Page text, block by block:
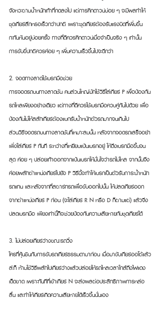
จังหวะตามน้ำหนักเท้าที่กดลงไป แต่การคิกดาวน์บ่อย ๆ จะมีผลทำให้
ชุดเกียร์สึกหรอเร็วกว่าปกติ เพราะชุดเกียร์ต้องรับแรงบิดที่เพิ่มขึ้น
กะทันหันอยู่บ่อยครั้ง ทางที่ดีควรคิกดาวน์เมื่อจำเป็นจริง ๆ เท่านั้น
การขับขี่ปกติควรค่อย ๆ เพิ่มความเร็วขึ้นไปจะดีกว่า
2. จอดทางลาดใช้เบรกมือช่วย
การจอดรถบนทางลาดชัน คนส่วนใหญ่มักใช้วิธีใส่เกียร์ P เพื่อป้องกัน
รถไหลเพียงอย่างเดียว แต่ทางที่ดีควรใช้เบรกมือควบคู่กันไปด้วย เพื่อ
ป้องกันไม่ให้สลักเกียร์ต้องแบกรับน้ำหนักตัวรถมากจนเกินไป
ส่วนวิธีจอดรถบนทางลาดชันที่เหมาะสมนั้น หลังจากจอดรถเสร็จอย่า
เพิ่งใส่เกียร์ P ทันที ระหว่างที่เหยียบแป้นเบรกอยู่ ให้ดึงเบรกมือขึ้นจน
สุด ค่อย ๆ ปล่อยเท้าออกจากแป้นเบรกให้มั่นใจว่ารถไม่ไหล จากนั้นจึง
ค่อยผลักตำแหน่งเกียร์ไปยัง P วิธีนี้จะทำให้เบรกเป็นตัวรับภาระน้ำหนัก
รถแทน และหลังจากที่สตาร์ทรถเพื่อขับออกไปนั้น ให้ปลดเกียร์ออก
จากตำแหน่งเกียร์ P ก่อน (จะใส่เกียร์ R N หรือ D ก็ตามแต่) แล้วจึง
ปลดเบรกมือ เพียงเท่านี้ก็จะช่วยป้องกันความเสียหายกับชุดเกียร์ได้
3. ไม่ปล่อยเกียร์ว่างขณะรถวิ่ง
ใครที่คุ้นชินกับการขับรถเกียร์ธรรมดามาก่อน เมื่อมาขับเกียร์ออโต้แล้ว
ล่ะก็ ห้ามใช้วิธีผลักไปเกียร์ว่างแล้วปล่อยให้รถไหลเวลาใกล้ถึงไฟแดง
เด็ดขาด เพราะทันทีที่เข้าเกียร์ N จะส่งผลต่อประสิทธิภาพการหล่อ
ลื่น และทำให้เกียร์เกิดความเสียหายได้เร็วขึ้นนั่นเอง